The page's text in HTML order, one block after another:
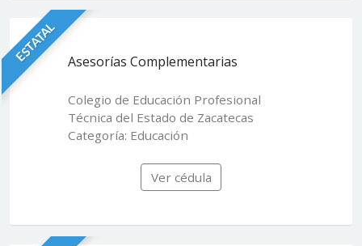
ESTATAL Asesorías Complementarias
Colegio de Educación Profesional
Técnica del Estado de Zacatecas
Categoría: Educación
Ver cédula